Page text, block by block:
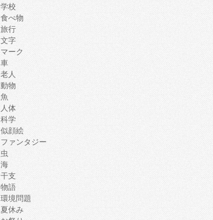
学校
食べ物
旅行
文字
マーク
車
老人
動物
魚
人体
科学
似顔絵
ファンタジー
虫
海
干支
物語
環境問題
夏休み